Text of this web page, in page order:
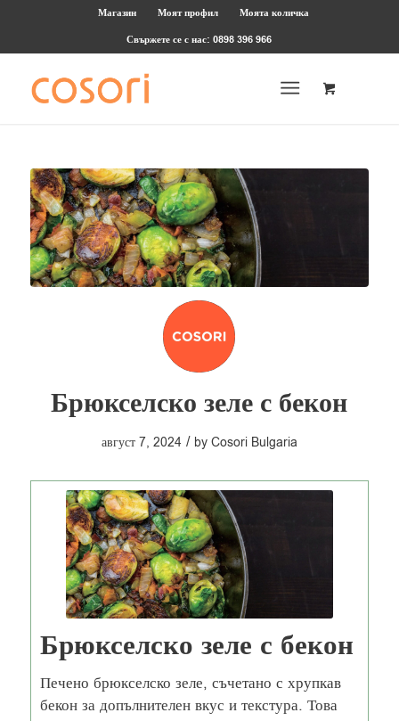
Магазин Моят профил
Моята количка
Свържете се с нас: 0898 396 966
Брюкселско зеле с бекон
август 7, 2024 / by Cosori Bulgaria
Брюкселско зеле с бекон
Печено брюкселско зеле, съчетано с хрупкав
бекон за допълнителен вкус и текстура. Това